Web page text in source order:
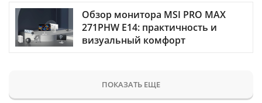
Обзор монитора MSI PRO MAX
271PHW E14: практичность и
визуальный комфорт
ПОКАЗАТЬ ЕЩЕ